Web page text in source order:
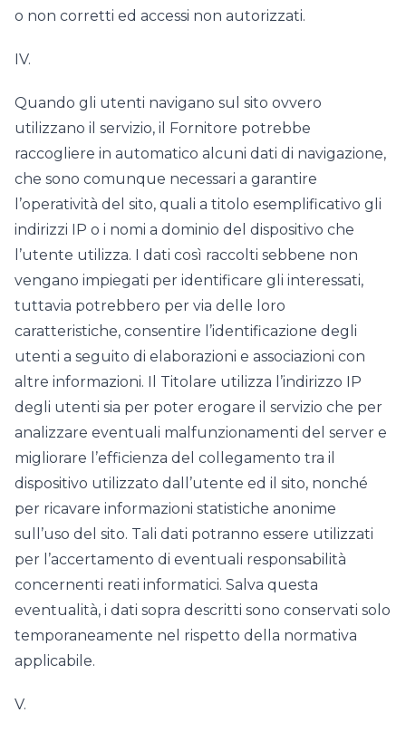
o non corretti ed accessi non autorizzati.
IV.
Quando gli utenti navigano sul sito ovvero
utilizzano il servizio, il Fornitore potrebbe
raccogliere in automatico alcuni dati di navigazione,
che sono comunque necessari a garantire
l’operatività del sito, quali a titolo esemplificativo gli
indirizzi IP o i nomi a dominio del dispositivo che
l’utente utilizza. I dati così raccolti sebbene non
vengano impiegati per identificare gli interessati,
tuttavia potrebbero per via delle loro
caratteristiche, consentire l’identificazione degli
utenti a seguito di elaborazioni e associazioni con
altre informazioni. Il Titolare utilizza l’indirizzo IP
degli utenti sia per poter erogare il servizio che per
analizzare eventuali malfunzionamenti del server e
migliorare l’efficienza del collegamento tra il
dispositivo utilizzato dall’utente ed il sito, nonché
per ricavare informazioni statistiche anonime
sull’uso del sito. Tali dati potranno essere utilizzati
per l’accertamento di eventuali responsabilità
concernenti reati informatici. Salva questa
eventualità, i dati sopra descritti sono conservati solo
temporaneamente nel rispetto della normativa
applicabile.
V.